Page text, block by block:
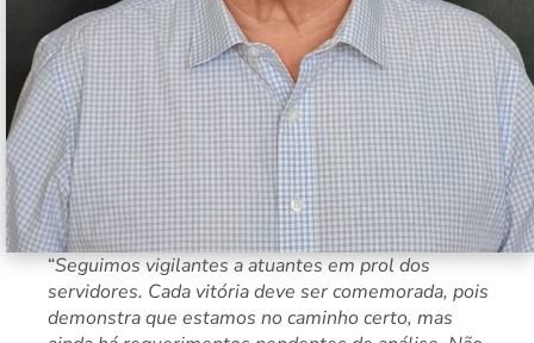
“Seguimos vigilantes a atuantes em prol dos
servidores. Cada vitória deve ser comemorada, pois
demonstra que estamos no caminho certo, mas